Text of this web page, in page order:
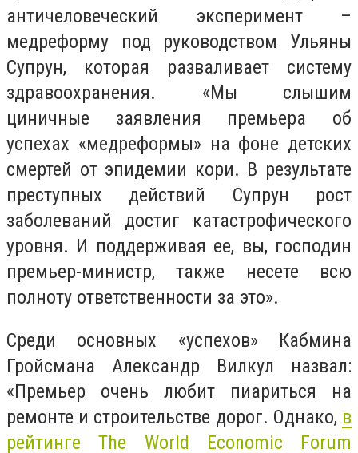
античеловеческий эксперимент –
медреформу под руководством Ульяны
Супрун, которая разваливает систему
здравоохранения. «Мы слышим
циничные заявления премьера об
успехах «медреформы» на фоне детских
смертей от эпидемии кори. В результате
преступных действий Супрун рост
заболеваний достиг катастрофического
уровня. И поддерживая ее, вы, господин
премьер-министр, также несете всю
полноту ответственности за это».
Среди основных «успехов» Кабмина
Гройсмана Александр Вилкул назвал:
«Премьер очень любит пиариться на
ремонте и строительстве дорог. Однако, в
рейтинге The World Economic Forum